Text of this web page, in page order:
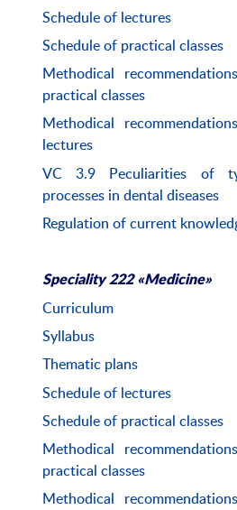
Schedule of lectures
Schedule of practical classes
Methodical
practical classes
Methodical
lectures
VC 3.9 Peculiarities of
processes in dental diseases
Regulation of current
Speciality 222 «Medicine»
Curriculum
Syllabus
Thematic plans
Schedule of lectures
Schedule of practical classes
Methodical
practical classes
Methodical